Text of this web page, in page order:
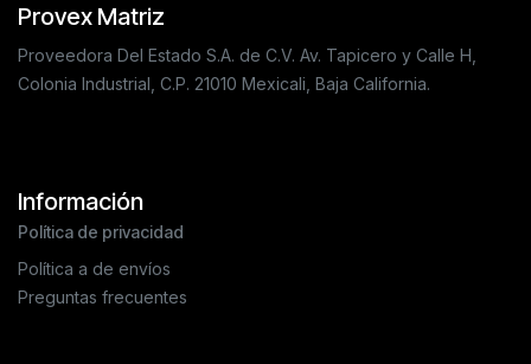
Provex Matriz
Proveedora Del Estado S.A. de C.V. Av. Tapicero y Calle H,
Colonia Industrial, C.P. 21010 Mexicali, Baja California.
Información
Política de privacidad
Política a de envíos
Preguntas frecuentes